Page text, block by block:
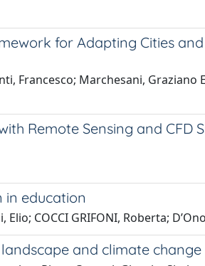
for Adapting Cities
Francesco; Marchesani,
Remote Sensing and
in education
COCCI GRIFONI, Roberta;
and climate